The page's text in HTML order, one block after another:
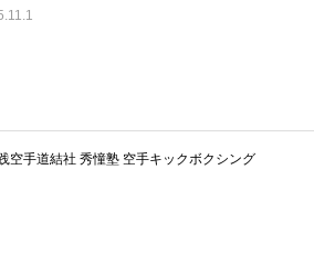
空手道結社 秀憧塾 空手キックボクシング